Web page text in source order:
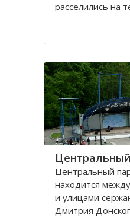
расселились на
-крепость.
Сегодня это
мегаполис
Центральный
находится
и улицами
Дмитрия